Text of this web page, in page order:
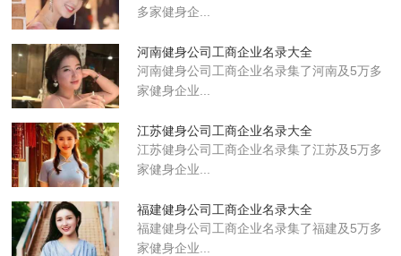
多家健身企...
河南健身公司工商企业名录大全
河南健身公司工商企业名录集了河南及5万多
家健身企业...
江苏健身公司工商企业名录大全
江苏健身公司工商企业名录集了江苏及5万多
家健身企业...
福建健身公司工商企业名录大全
福建健身公司工商企业名录集了福建及5万多
家健身企业...